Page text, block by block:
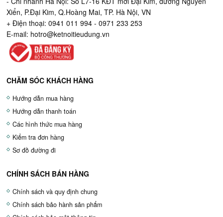
Xiển, P.Đại Kim, Q.Hoàng Mai, TP. Hà Nội, VN
+ Điện thoại: 0941 011 994 - 0971 233 253
E-mail: hotro@ketnoitieudung.vn
CHĂM SÓC KHÁCH HÀNG
Hướng dẫn mua hàng
Hướng dẫn thanh toán
Các hình thức mua hàng
Kiểm tra đơn hàng
Sơ đồ đường đi
CHÍNH SÁCH BÁN HÀNG
Chính sách và quy định chung
Chính sách bảo hành sản phẩm